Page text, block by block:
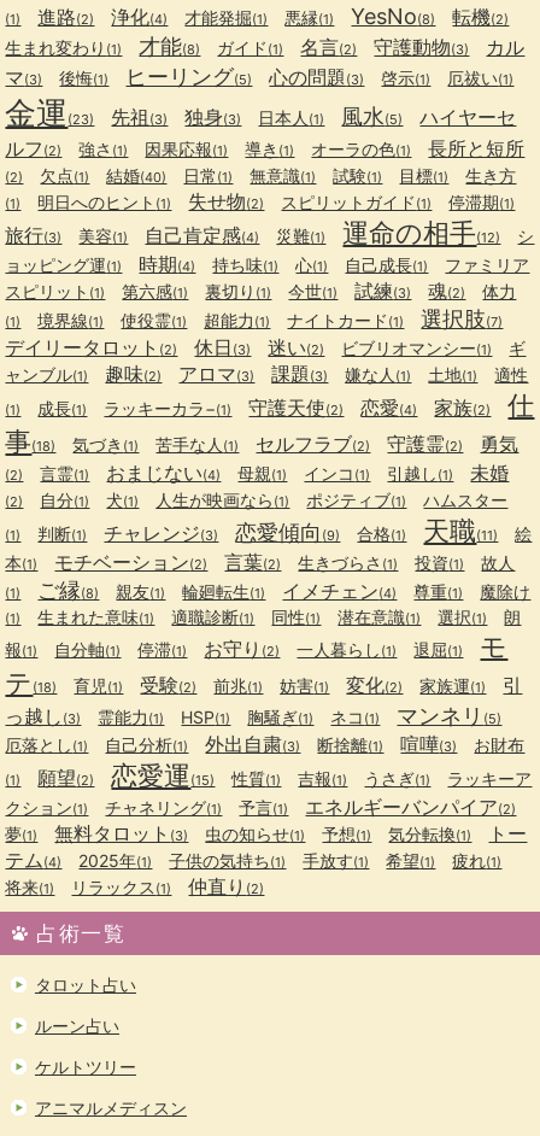
(1) 進路(2) 浄化(4) 才能発掘(1) 悪縁(1) YesNo(8) 転機(2)
生まれ変わり (1) 才能(8) ガイド (1) 名言(2) 守護動物(3)
カル
マ(3) 後悔(1) ヒーリング(5) 心の問題 (3) 啓示(1) 厄祓い(1)
金運 (23) 先祖 (3) 独身(3) 日本人 (1) 風水(5)
ハイヤーセ
ルフ (2) 強さ (1) 因果応報(1) 導き (1) オーラの色(1) 長所と短所
(2) 欠点(1) 結婚(40) 日常 (1) 無意識(1) 試験(1) 目標(1) 生き方
(1) 明日へのヒント (1) 失せ物(2) スピリットガイド (1) 停滞期(1)
旅行(3) 美容(1) 自己肯定感(4) 災難(1) 運命の相手(12)
シ
ョッピング運(1) 時期(4) 持ち味(1) 心(1) 自己成長(1)
ファミリア
スピリット (1) 第六感(1) 裏切り (1) 今世(1) 試練(3) 魂(2) 体力
(1) 境界線(1) 使役霊(1) 超能力 (1) ナイトカード (1) 選択肢(7)
デイリータロット (2) 休日 (3) 迷い(2) ビブリオマンシー(1)
ギ
ャンブル(1) 趣味(2) アロマ(3) 課題 (3) 嫌な人 (1) 土地(1) 適性
(1) 成長(1) ラッキーカラ−(1) 守護天使(2) 恋愛(4) 家族(2)
仕
事(18) 気づき (1) 苦手な人 (1) セルフラブ(2) 守護霊(2) 勇気
(2) 言霊(1) おまじない(4) 母親(1) インコ (1) 引越し (1) 未婚
(2) 自分(1) 犬(1) 人生が映画なら (1) ポジティブ(1) ハムスター
(1) 判断(1) チャレンジ(3) 恋愛傾向 (9) 合格(1) 天職(11)
絵
本(1) モチベーション(2) 言葉(2) 生きづらさ (1) 投資(1) 故人
(1) ご縁(8) 親友(1) 輪廻転生(1) イメチェン(4) 尊重(1) 魔除け
(1) 生まれた意味(1) 適職診断(1) 同性(1) 潜在意識(1) 選択(1)
朗
報(1) 自分軸(1) 停滞(1) お守り (2) 一人暮らし (1) 退屈(1)
モ
テ (18) 育児 (1) 受験(2) 前兆(1) 妨害(1) 変化(2) 家族運(1)
引
っ越し (3) 霊能力 (1) HSP(1) 胸騒ぎ(1) ネコ (1) マンネリ (5)
厄落とし (1) 自己分析(1) 外出自粛(3) 断捨離(1) 喧嘩(3) お財布
(1) 願望(2) 恋愛運 (15) 性質(1) 吉報(1) うさぎ(1)
ラッキーア
クション(1) チャネリング(1) 予言(1) エネルギーバンパイア(2)
夢(1) 無料タロット (3) 虫の知らせ(1) 予想(1) 気分転換(1)
トー
テム (4) 2025年(1) 子供の気持ち(1) 手放す(1) 希望(1) 疲れ(1)
将来(1) リラックス (1) 仲直り (2)
占術一覧
タロット占い
ルーン占い
ケルトツリー
アニマルメディスン